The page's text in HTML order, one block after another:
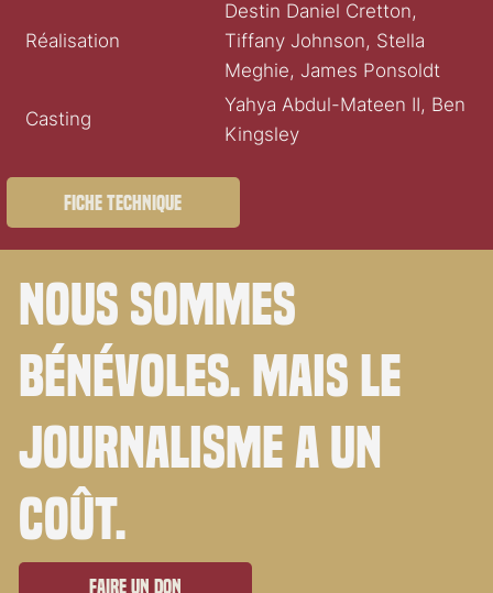
Réalisation
Destin Daniel Cretton,
Tiffany Johnson, Stella
Meghie, James Ponsoldt
Casting
Yahya Abdul-Mateen II, Ben
Kingsley
Fiche technique
Nous sommes
bénévoles. Mais le
journalisme a un
coût.
Faire un don